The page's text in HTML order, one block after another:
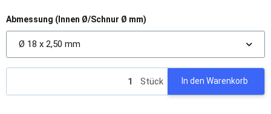
Abmessung (Innen Ø/Schnur Ø mm)
Ø 18 x 2,50 mm
Stück In den Warenkorb